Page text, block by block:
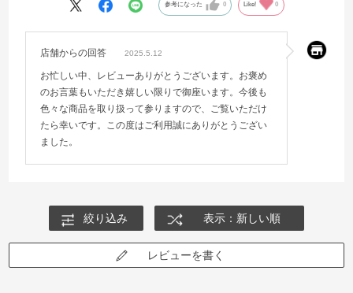
参考になった 0 Like! 0
店舗からの回答 2025.5.12
お忙しい中、レビューありがとうございます。お褒め
のお言葉もいただき嬉しい限りで御座います。今後も
色々な商品を取り扱って参りますので、ご覧いただけ
たら幸いです。この度はご利用誠にありがとうござい
ました。
絞り込み 表示：新しい順
レビューを書く